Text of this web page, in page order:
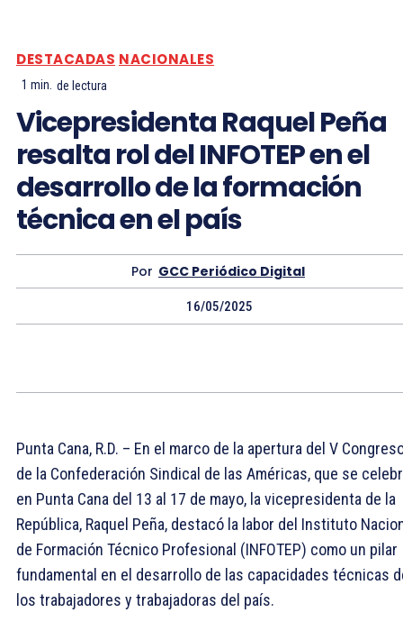
DESTACADAS NACIONALES
1 min. de lectura
Vicepresidenta Raquel Peña
resalta rol del INFOTEP en el
desarrollo de la formación
técnica en el país
Por GCC Periódico Digital
16/05/2025
Punta Cana, R.D. – En el marco de la apertura del V
de la Confederación Sindical de las Américas, que se
en Punta Cana del 13 al 17 de mayo, la vicepresidenta de la
República, Raquel Peña, destacó la labor del Instituto
de Formación Técnico Profesional (INFOTEP) como un pilar
fundamental en el desarrollo de las capacidades técnicas
los trabajadores y trabajadoras del país.